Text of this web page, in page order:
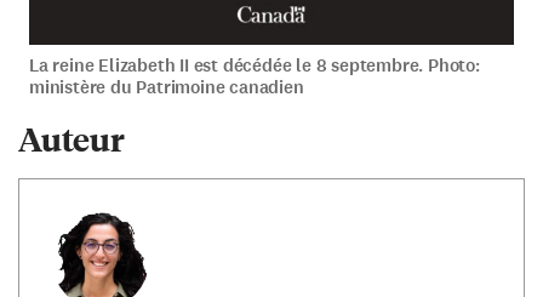
La reine Elizabeth II est décédée le 8 septembre. Photo:
ministère du Patrimoine canadien
Auteur